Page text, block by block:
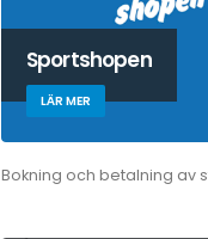
Sportshopen
LÄR MER
Bokning och betalning av